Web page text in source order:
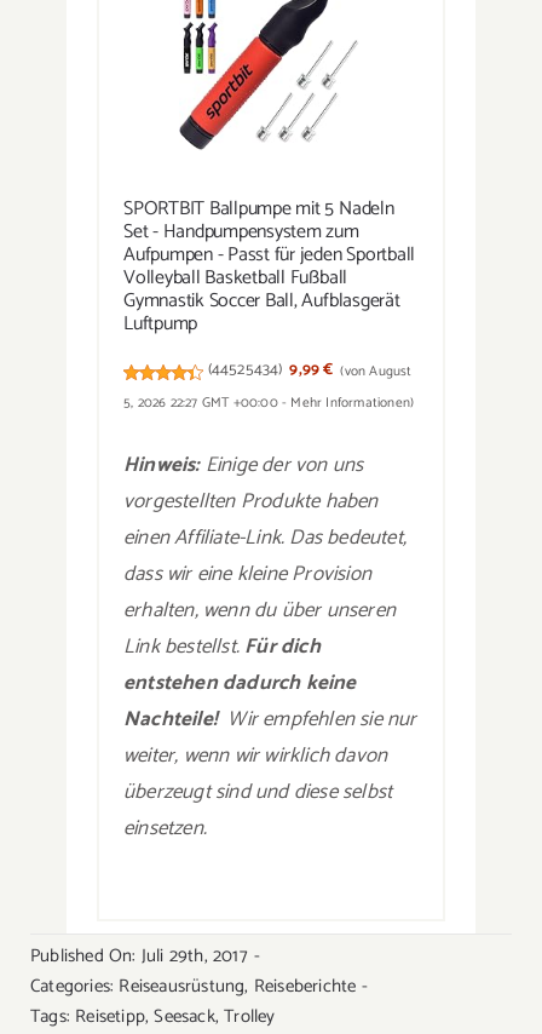
SPORTBIT Ballpumpe mit 5 Nadeln
Set - Handpumpensystem zum
Aufpumpen - Passt für jeden Sportball
Volleyball Basketball Fußball
Gymnastik Soccer Ball, Aufblasgerät
Luftpump
(44525434) 9,99 € (von August
5, 2026 22:27 GMT +00:00 - Mehr Informationen)
Hinweis:Einige der von uns
vorgestellten Produkte haben
einen Affiliate-Link. Das bedeutet,
dass wir eine kleine Provision
erhalten, wenn du über unseren
Link bestellst.Für dich
entstehen dadurch keine
Nachteile!Wir empfehlen sie nur
weiter, wenn wir wirklich davon
überzeugt sind und diese selbst
einsetzen.
Published On: Juli 29th, 2017 -
Categories: Reiseausrüstung, Reiseberichte -
Tags: Reisetipp,Seesack,Trolley